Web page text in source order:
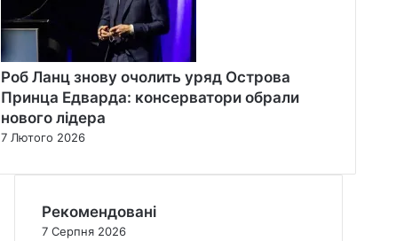
Роб Ланц знову очолить уряд Острова
Принца Едварда: консерватори обрали
нового лідера
7 Лютого 2026
Рекомендовані
7 Серпня 2026